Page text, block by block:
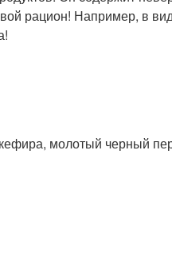
рацион! Например, в
молотый черный